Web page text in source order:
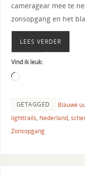
cameragear mee te
zonsopgang en het
LEES VERDER
Vind ik leuk:
GETAGGED Blauwe
lighttrails, Nederland,
Zonsopgang